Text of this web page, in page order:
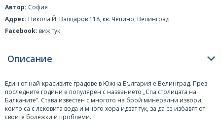
Автор: София
Адрес: Никола Й. Вапцаров 118, кв. Чепино, Велинград
Facebook: виж тук
Описание
Един от най-красивите градове в Южна България е Велинград. През
последните години е популярен с названието „Спа столицата на
Балканите“. Става известен с многото на брой минерални извори,
които са с лековита вода и много хора идват тук, за да се избавят от
своите болежки и проблеми.